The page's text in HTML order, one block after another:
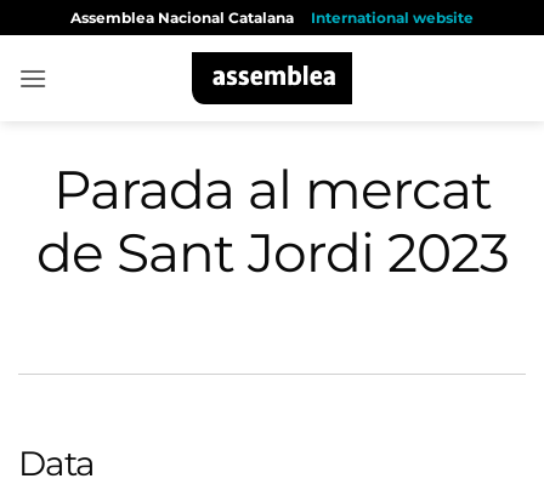
content
Assemblea Nacional Catalana International website
Parada al mercat
de Sant Jordi 2023
Data